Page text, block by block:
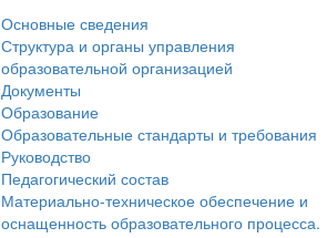
Основные сведения
Структура и органы управления
образовательной организацией
Документы
Образование
Образовательные стандарты и требования
Руководство
Педагогический состав
Материально-техническое обеспечение и
оснащенность образовательного процесса.